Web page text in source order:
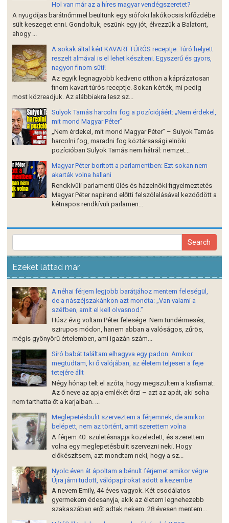
Hol van már az a híres magyar vendégszeretet?
A nyugdíjas barátnőmmel beültünk egy siófoki lakókocsis kifőzdébe
sült keszeget enni. Gondoltuk, eszünk egy jót, élvezzük a Balatont,
ahogy ...
A sokak által kért KAVART TÚRÓS receptje: Túró helyett
reszelt almával is el lehet készíteni. Egyszerű és gyors,
nagyon finom süti!
Az egyik legnagyobb kedvenc otthon a káprázatosan
finom kavart túrós receptje. Sokan kérték, mi pedig
most közreadjuk. Az alábbiakra lesz sz...
Sulyok Tamás harcolni fog a pozíciójáért: „Nem érdekel,
mit mond Magyar Péter”
„Nem érdekel, mit mond Magyar Péter” – Sulyok Tamás
harcolni fog, maradni fog köztársasági elnöki
pozícióban Sulyok Tamás nem hátrál: nemzet...
Magyar Péter borított a parlamentben: Ezt sokan nem
akarták volna hallani
Rendkívüli parlamenti ülés és házelnöki figyelmeztetés
Magyar Péter napirend előtti felszólalásával kezdődött a
kétnapos rendkívüli parlamen...
Ezeket láttad már
A néhai férjem legjobb barátjához mentem feleségül,
de a nászéjszakánkon azt mondta: „Van valami a
széfben, amit el kell olvasnod.”
Húsz évig voltam Péter felesége. Nem tündérmesés,
szirupos módon, hanem abban a valóságos, zűrös,
mégis gyönyörű értelemben, ami igazán szám...
Síró babát találtam elhagyva egy padon. Amikor
megtudtam, ki ő valójában, az életem teljesen a feje
tetejére állt
Négy hónap telt el azóta, hogy megszültem a kisfiamat.
Az ő neve az apja emlékét őrzi – azt az apát, aki soha
nem tarthatta őt a karjaiban. ...
Meglepetésbulit szerveztem a férjemnek, de amikor
belépett, nem az történt, amit szerettem volna
A férjem 40. születésnapja közeledett, és szerettem
volna egy meglepetésbulit szervezni neki. Hogy
előkészítsem, azt mondtam neki, hogy a sz...
Nyolc éven át ápoltam a bénult férjemet amikor végre
Újra járni tudott, válópapírokat adott a kezembe
A nevem Emily, 44 éves vagyok. Két csodálatos
gyermekem édesanyja, akik az életem legnehezebb
szakaszában erőt adtak nekem. 28 évesen mentem...